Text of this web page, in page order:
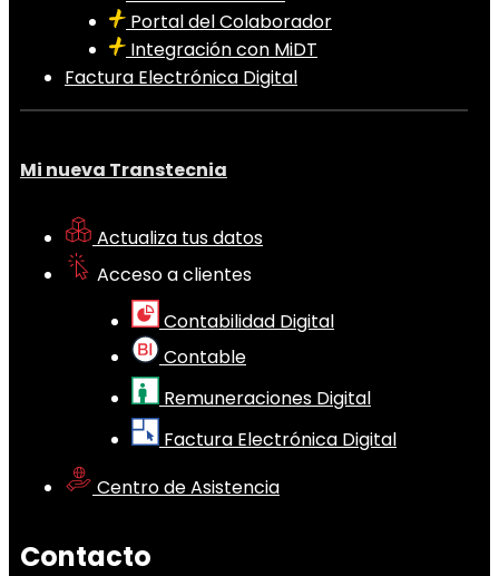
Portal del Colaborador
Integración con MiDT
Factura Electrónica Digital
Mi nueva Transtecnia
Actualiza tus datos
Acceso a clientes
Contabilidad Digital
Contable
Remuneraciones Digital
Factura Electrónica Digital
Centro de Asistencia
Contacto